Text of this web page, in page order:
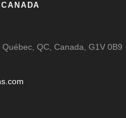
QC, Canada, G1V 0B9